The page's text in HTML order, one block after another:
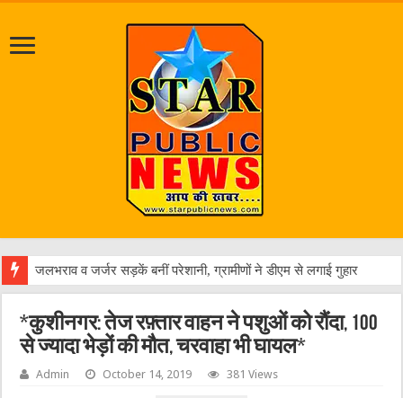
एक वा
*कुशीनगर: तेज रफ़्तार वाहन ने पशुओं को रौंदा, 100
से ज्यादा भेड़ों की मौत, चरवाहा भी घायल*
Admin October 14, 2019 381 Views